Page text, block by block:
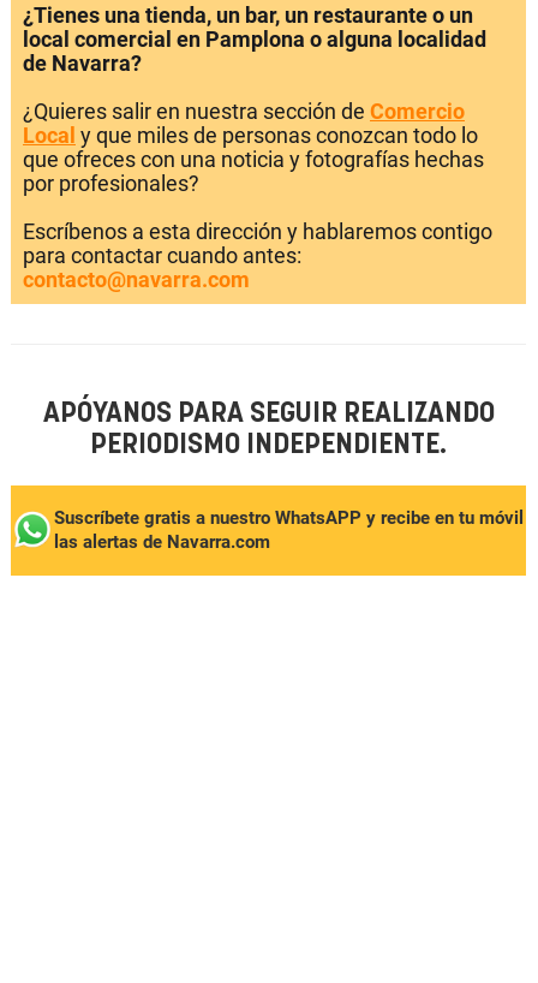
¿Tienes una tienda, un bar, un restaurante o un
local comercial en Pamplona o alguna localidad
de Navarra?
¿Quieres salir en nuestra sección de Comercio
Local y que miles de personas conozcan todo lo
que ofreces con una noticia y fotografías hechas
por profesionales?
Escríbenos a esta dirección y hablaremos contigo
para contactar cuando antes:
contacto@navarra.com
APÓYANOS PARA SEGUIR REALIZANDO
PERIODISMO INDEPENDIENTE.
Suscríbete gratis a nuestro WhatsAPP y recibe en tu móvil
las alertas de Navarra.com